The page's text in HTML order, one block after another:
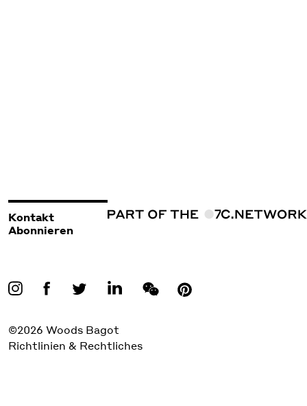
Kontakt
Abonnieren
©2026 Woods Bagot
Richtlinien & Rechtliches